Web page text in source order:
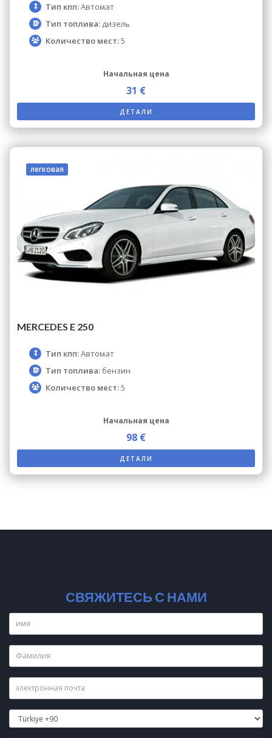
Тип кпп:Автомат
Тип топлива: дизель
Количество мест:5
Начальная цена
31 €
ДЕТАЛИ
легковая
MERCEDES E 250
Тип кпп:Автомат
Тип топлива: бензин
Количество мест:5
Начальная цена
98 €
ДЕТАЛИ
СВЯЖИТЕСЬ С НАМИ